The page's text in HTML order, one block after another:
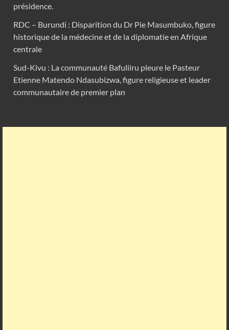
présidence.
RDC – Burundi : Disparition du Dr Pie Masumbuko, figure
historique de la médecine et de la diplomatie en Afrique
centrale
Sud-Kivu : La communauté Bafuliiru pleure le Pasteur
Etienne Matendo Ndasubizwa, figure religieuse et leader
communautaire de premier plan